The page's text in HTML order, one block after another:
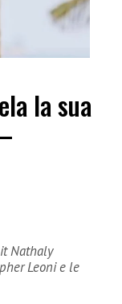
la sua
Nathaly
Leoni e le